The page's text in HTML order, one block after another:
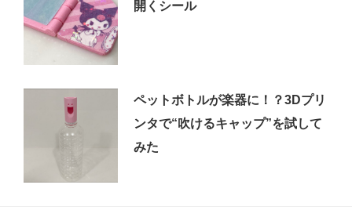
開くシール
ペットボトルが楽器に！？3Dプリ
ンタで“吹けるキャップ”を試して
みた